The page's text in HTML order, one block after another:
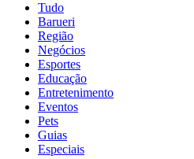
Tudo
Barueri
Região
Negócios
Esportes
Educação
Entretenimento
Eventos
Pets
Guias
Especiais